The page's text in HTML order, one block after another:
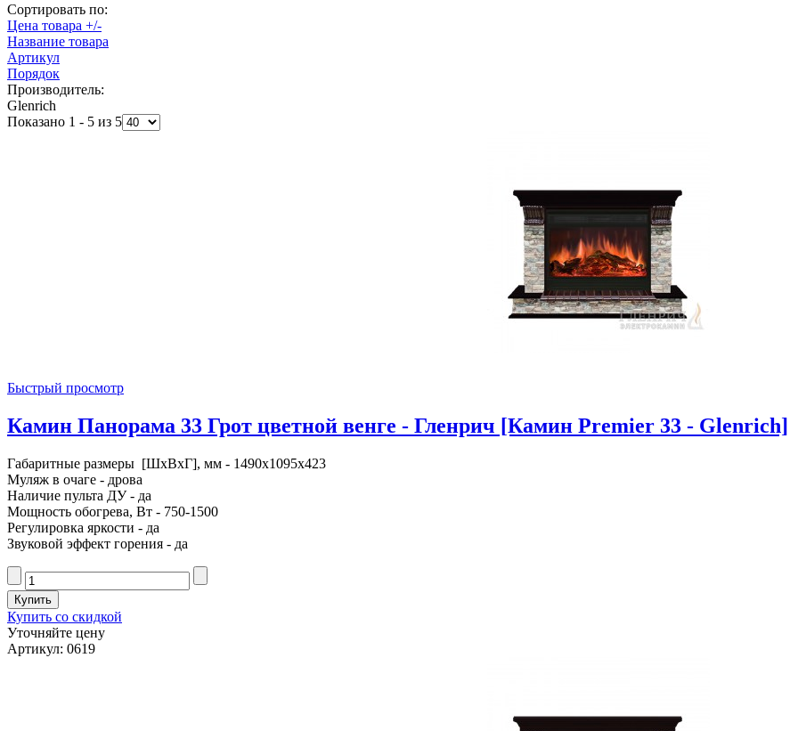
Сортировать по:
Цена товара +/-
Название товара
Артикул
Порядок
Производитель:
Glenrich
Показано 1 - 5 из 5
Быстрый просмотр
Камин Панорама 33 Грот цветной венге - Гленрич [Камин Premier 33 - Glenrich]
Габаритные размеры [ШxВxГ], мм - 1490x1095x423
Муляж в очаге - дрова
Наличие пульта ДУ - да
Мощность обогрева, Вт - 750-1500
Регулировка яркости - да
Звуковой эффект горения - да
Купить со скидкой
Уточняйте цену
Артикул: 0619